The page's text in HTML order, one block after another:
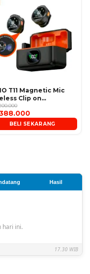
T11 Magnetic Mic
Clip on
BELI SEKARANG
Hasil
hari ini.
17.30 WIB